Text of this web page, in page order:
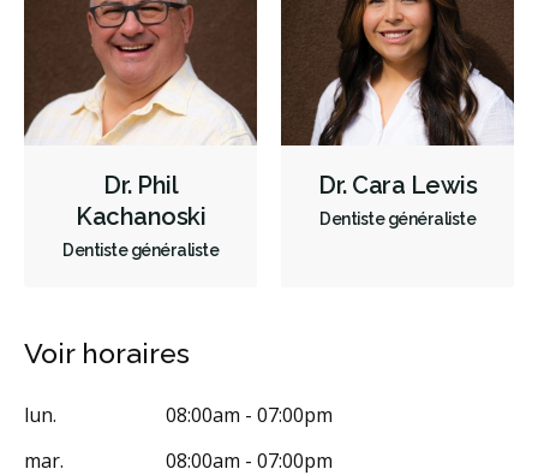
Parodontie
Hygiène préventive et nettoyages
Réparateur
Sédation
Facturation Directe
RCSD (Régime canadien de soins dentaires)
Moins
Dr. Phil
Kachanoski
Dentiste généraliste
Dr. Cara Lewis
Dentiste généraliste
Voir horaires
lun.
08:00am - 07:00pm
mar.
08:00am - 07:00pm